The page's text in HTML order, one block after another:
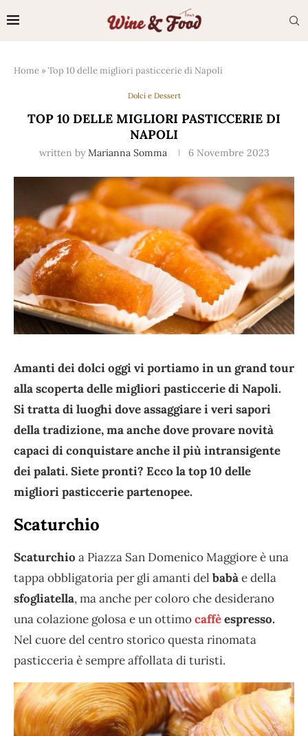
Home »Top 10 delle migliori pasticcerie di Napoli
Dolci e Dessert
TOP 10 DELLE MIGLIORI PASTICCERIE DI
NAPOLI
written by Marianna Somma 6 Novembre 2023
Amanti dei dolci oggi vi portiamo in un grand tour
alla scoperta delle migliori pasticcerie di Napoli.
Si tratta di luoghi dove assaggiare i veri sapori
della tradizione, ma anche dove provare novità
capaci di conquistare anche il più intransigente
dei palati. Siete pronti? Ecco la top 10 delle
migliori pasticcerie partenopee.
Scaturchio
Scaturchio a Piazza San Domenico Maggiore è una
tappa obbligatoria per gli amanti del babàe della
sfogliatella, ma anche per coloro che desiderano
una colazione golosa e un ottimocaffèespresso.
Nel cuore del centro storico questa rinomata
pasticceria è sempre affollata di turisti.